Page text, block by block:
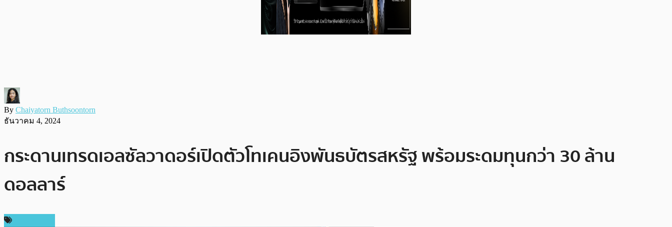
By Chaiyatorn Buthsoontorn
ธันวาคม 4, 2024
กระดานเทรดเอลซัลวาดอร์เปิดตัวโทเคนอิงพันธบัตรสหรัฐ พร้อมระดมทุนกว่า 30 ล้าน
ดอลลาร์